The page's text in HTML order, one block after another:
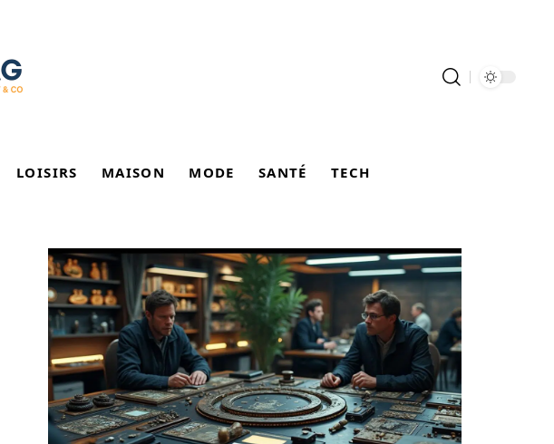
LOISIRS MAISON MODE SANTÉ TECH